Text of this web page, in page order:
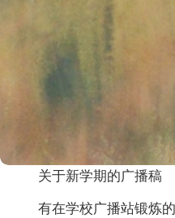
关于新学期的广播稿
有在学校广播站锻炼